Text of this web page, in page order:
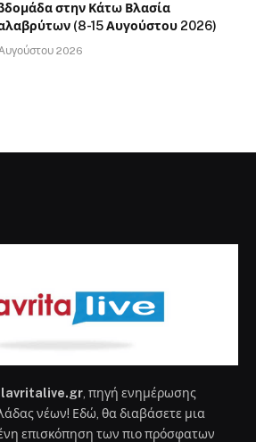
στην Κάτω Βλασία
(8-15 Αυγούστου 2026)
2026
, πηγή ενημέρωσης
νέων! Εδώ, θα διαβάσετε μια
επισκόπηση των πιο πρόσφατων